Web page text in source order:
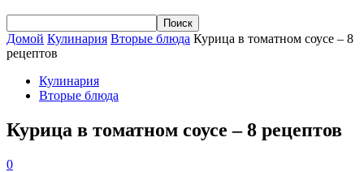
Домой Кулинария Вторые блюда Курица в томатном соусе – 8
рецептов
Кулинария
Вторые блюда
Курица в томатном соусе – 8 рецептов
0